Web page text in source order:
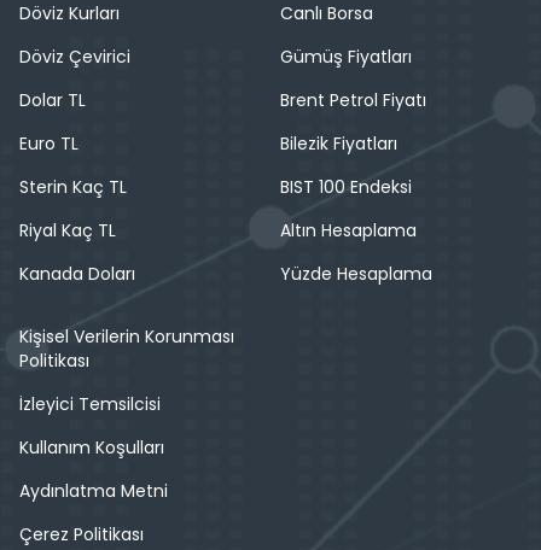
Döviz Kurları
Döviz Çevirici
Dolar TL
Euro TL
Sterin Kaç TL
Riyal Kaç TL
Kanada Doları
Canlı Borsa
Gümüş Fiyatları
Brent Petrol Fiyatı
Bilezik Fiyatları
BIST 100 Endeksi
Altın Hesaplama
Yüzde Hesaplama
Kişisel Verilerin Korunması
Politikası
İzleyici Temsilcisi
Kullanım Koşulları
Aydınlatma Metni
Çerez Politikası